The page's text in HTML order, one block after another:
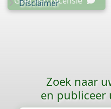
Disclaimer
Zoek naar
en publiceer